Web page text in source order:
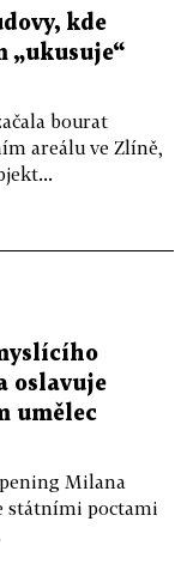
kde
„ukusuje“
bourat
areálu ve Zlíně,
oslavuje
umělec
Milana
státními poctami